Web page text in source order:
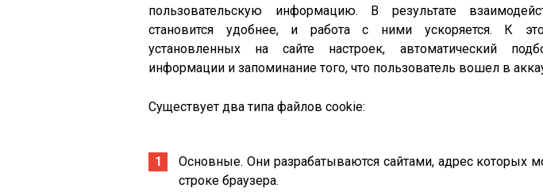
пользовательскую информацию. В результате
становится удобнее, и работа с ними ускоряется. К
установленных на сайте настроек, автоматический
информации и запоминание того, что пользователь вошел в
Существует два типа файлов cookie:
Основные. Они разрабатываются сайтами, адрес которых
строке браузера.